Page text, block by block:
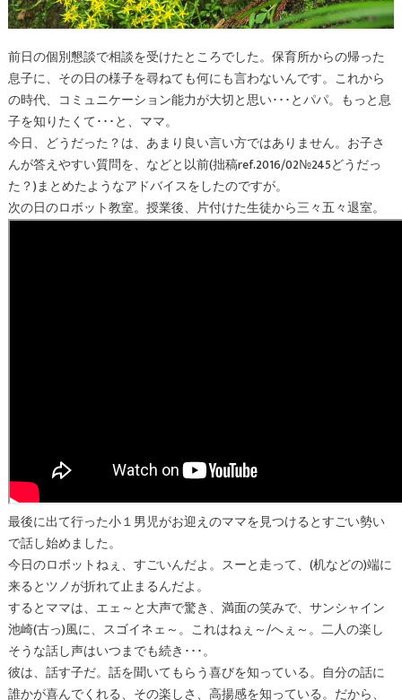
前日の個別懇談で相談を受けたところでした。保育所からの帰った
息子に、その日の様子を尋ねても何にも言わないんです。これから
の時代、コミュニケーション能力が大切と思い･･･とパパ。もっと息
子を知りたくて･･･と、ママ。
今日、どうだった？は、あまり良い言い方ではありません。お子さ
んが答えやすい質問を、などと以前(拙稿ref.2016/02№245どうだっ
た？)まとめたようなアドバイスをしたのですが。
次の日のロボット教室。授業後、片付けた生徒から三々五々退室。
最後に出て行った小１男児がお迎えのママを見つけるとすごい勢い
で話し始めました。
今日のロボットねぇ、すごいんだよ。スーと走って、(机などの)端に
来るとツノが折れて止まるんだよ。
するとママは、エェ～と大声で驚き、満面の笑みで、サンシャイン
池崎(古っ)風に、スゴイネェ～。これはねぇ～/へぇ～。二人の楽し
そうな話し声はいつまでも続き･･･。
彼は、話す子だ。話を聞いてもらう喜びを知っている。自分の話に
誰かが喜んでくれる、その楽しさ、高揚感を知っている。だから、